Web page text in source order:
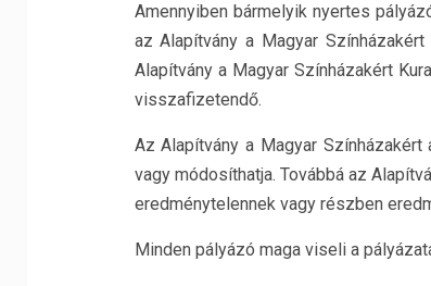
Amennyiben bármelyik nyertes
az Alapítvány a Magyar
Alapítvány a Magyar Színházakért
visszafizetendő.
Az Alapítvány a Magyar
vagy módosíthatja. Továbbá az
eredménytelennek vagy részben
Minden pályázó maga viseli a